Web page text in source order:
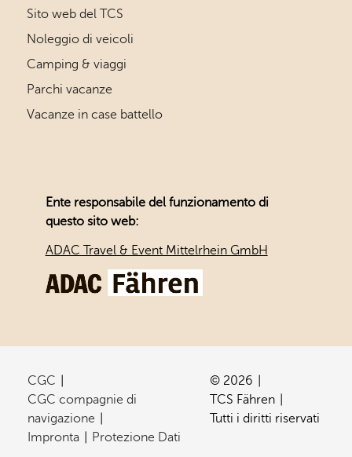
Sito web del TCS
Noleggio di veicoli
Camping & viaggi
Parchi vacanze
Vacanze in case battello
Ente responsabile del funzionamento di
questo sito web:
ADAC Travel & Event Mittelrhein GmbH
CGC
CGC compagnie di
navigazione
Impronta
Protezione Dati
© 2026
TCS Fähren
Tutti i diritti riservati